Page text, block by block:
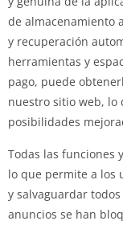
de almacenamiento
y recuperación
herramientas y
pago, puede
nuestro sitio web, lo
posibilidades
Todas las funciones
lo que permite a los
y salvaguardar
anuncios se han